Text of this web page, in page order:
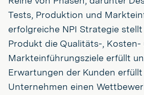
Tests, Produktion und
erfolgreiche NPI Strategie
Produkt die Qualitäts-, Kosten-
Markteinführungsziele erfüllt
Erwartungen der Kunden
Unternehmen einen